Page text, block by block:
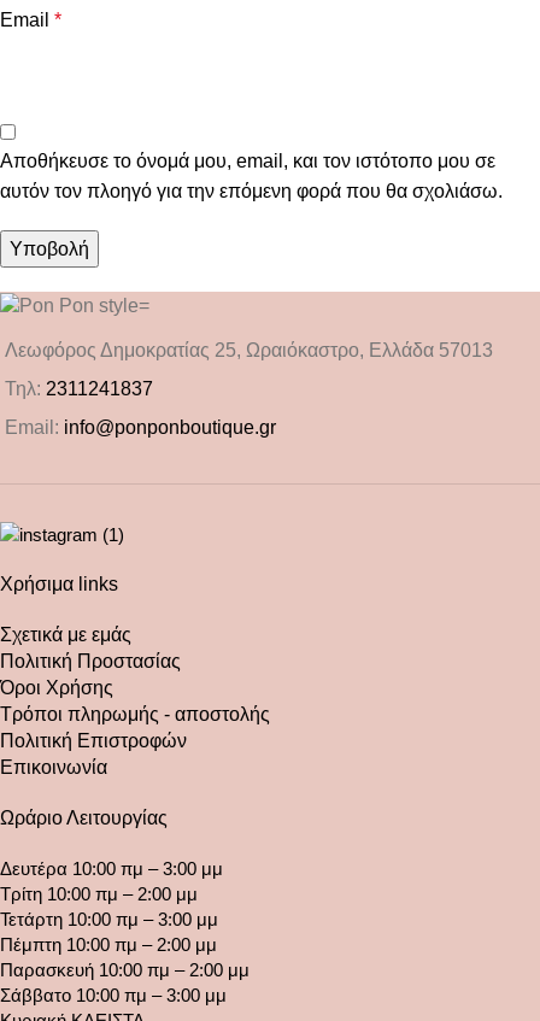
Email *
Αποθήκευσε το όνομά μου, email, και τον ιστότοπο μου σε
αυτόν τον πλοηγό για την επόμενη φορά που θα σχολιάσω.
Λεωφόρος Δημοκρατίας 25, Ωραιόκαστρο, Ελλάδα 57013
Τηλ: 2311241837
Email: info@ponponboutique.gr
Χρήσιμα links
Σχετικά με εμάς
Πολιτική Προστασίας
Όροι Χρήσης
Τρόποι πληρωμής - αποστολής
Πολιτική Επιστροφών
Επικοινωνία
Ωράριο Λειτουργίας
Δευτέρα 10:00 πμ – 3:00 μμ
Τρίτη 10:00 πμ – 2:00 μμ
Τετάρτη 10:00 πμ – 3:00 μμ
Πέμπτη 10:00 πμ – 2:00 μμ
Παρασκευή 10:00 πμ – 2:00 μμ
Σάββατο 10:00 πμ – 3:00 μμ